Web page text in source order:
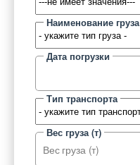
Наименование груза
Дата погрузки
Тип транспорта
Вес груза (т)